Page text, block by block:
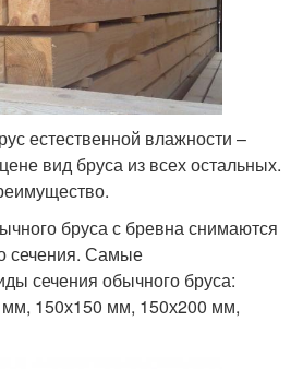
естественной влажности –
вид бруса из всех остальных.
бруса с бревна снимаются
сечения. Самые
сечения обычного бруса:
150х150 мм, 150х200 мм,